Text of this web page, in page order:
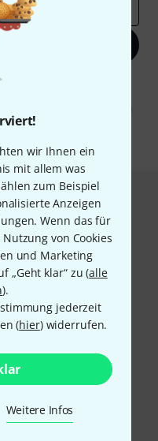
wir Ihnen ein
mit allem was
zum Beispiel
Anzeigen
Wenn das für
von Cookies
und Marketing
„Geht klar“ zu (alle
).
jederzeit
(hier) widerrufen.
Weitere Infos
Sie dem Erhalt von E-Mail-
Informationen finden Sie in
per Nachnahme,
Sofort bezahlen